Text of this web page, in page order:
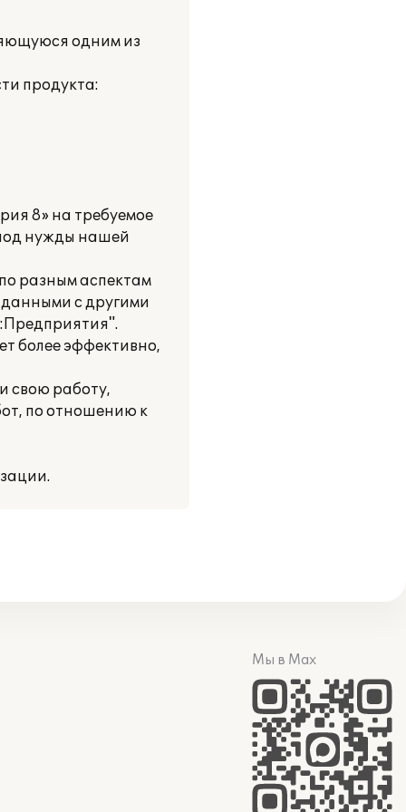
одним из
продукта:
8» на требуемое
нужды нашей
разным аспектам
с другими
более эффективно,
свою работу,
по отношению к
Мы в Max